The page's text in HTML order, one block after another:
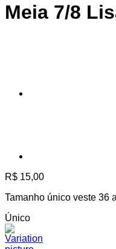
Meia 7/8
R$ 15,00
Tamanho único veste 36
Único